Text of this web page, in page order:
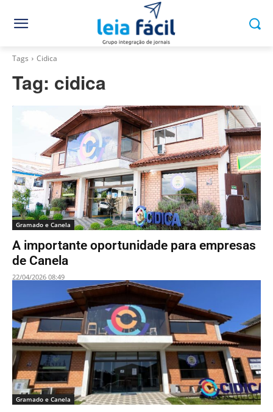
Tags Cidica
Tag: cidica
Gramado e Canela
A importante oportunidade para empresas
de Canela
22/04/2026 08:49
Gramado e Canela